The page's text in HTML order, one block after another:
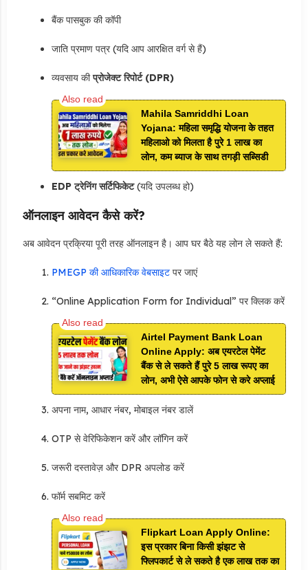
बैंक पासबुक की कॉपी
जाति प्रमाण पत्र (यदि आप आरक्षित वर्ग से हैं)
व्यवसाय कीप्रोजेक्ट रिपोर्ट (DPR)
Mahila Samriddhi Loan
Yojana: महिला समृद्धि योजना के तहत
महिलाओ को मिलता है पुरे 1 लाख का
लोन, कम ब्याज के साथ तगड़ी सब्सिडी
EDP ट्रेनिंग सर्टिफिकेट(यदि उपलब्ध हो)
ऑनलाइन आवेदन कैसे करें?
अब आवेदन प्रक्रिया पूरी तरह ऑनलाइन है। आप घर बैठे यह लोन ले सकते हैं:
PMEGP की आधिकारिक वेबसाइटपर जाएं
“Online Application Form for Individual” पर क्लिक करें
Airtel Payment Bank Loan
Online Apply: अब एयरटेल पेमेंट
बैंक से ले सकते हैं पुरे 5 लाख रूपए का
लोन, अभी ऐसे आपके फोन से करे अप्लाई
अपना नाम, आधार नंबर, मोबाइल नंबर डालें
OTP से वेरिफिकेशन करें और लॉगिन करें
जरूरी दस्तावेज़ और DPR अपलोड करें
फॉर्म सबमिट करें
Flipkart Loan Apply Online:
इस प्रकार बिना किसी झंझट से
फ्लिपकार्ट से ले सकते है एक लाख तक का